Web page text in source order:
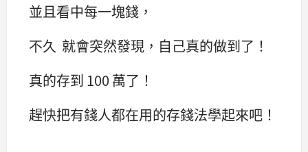
並且看中每一塊錢，
不久 就會突然發現，自己真的做到了！
真的存到 100 萬了！
趕快把有錢人都在用的存錢法學起來吧！